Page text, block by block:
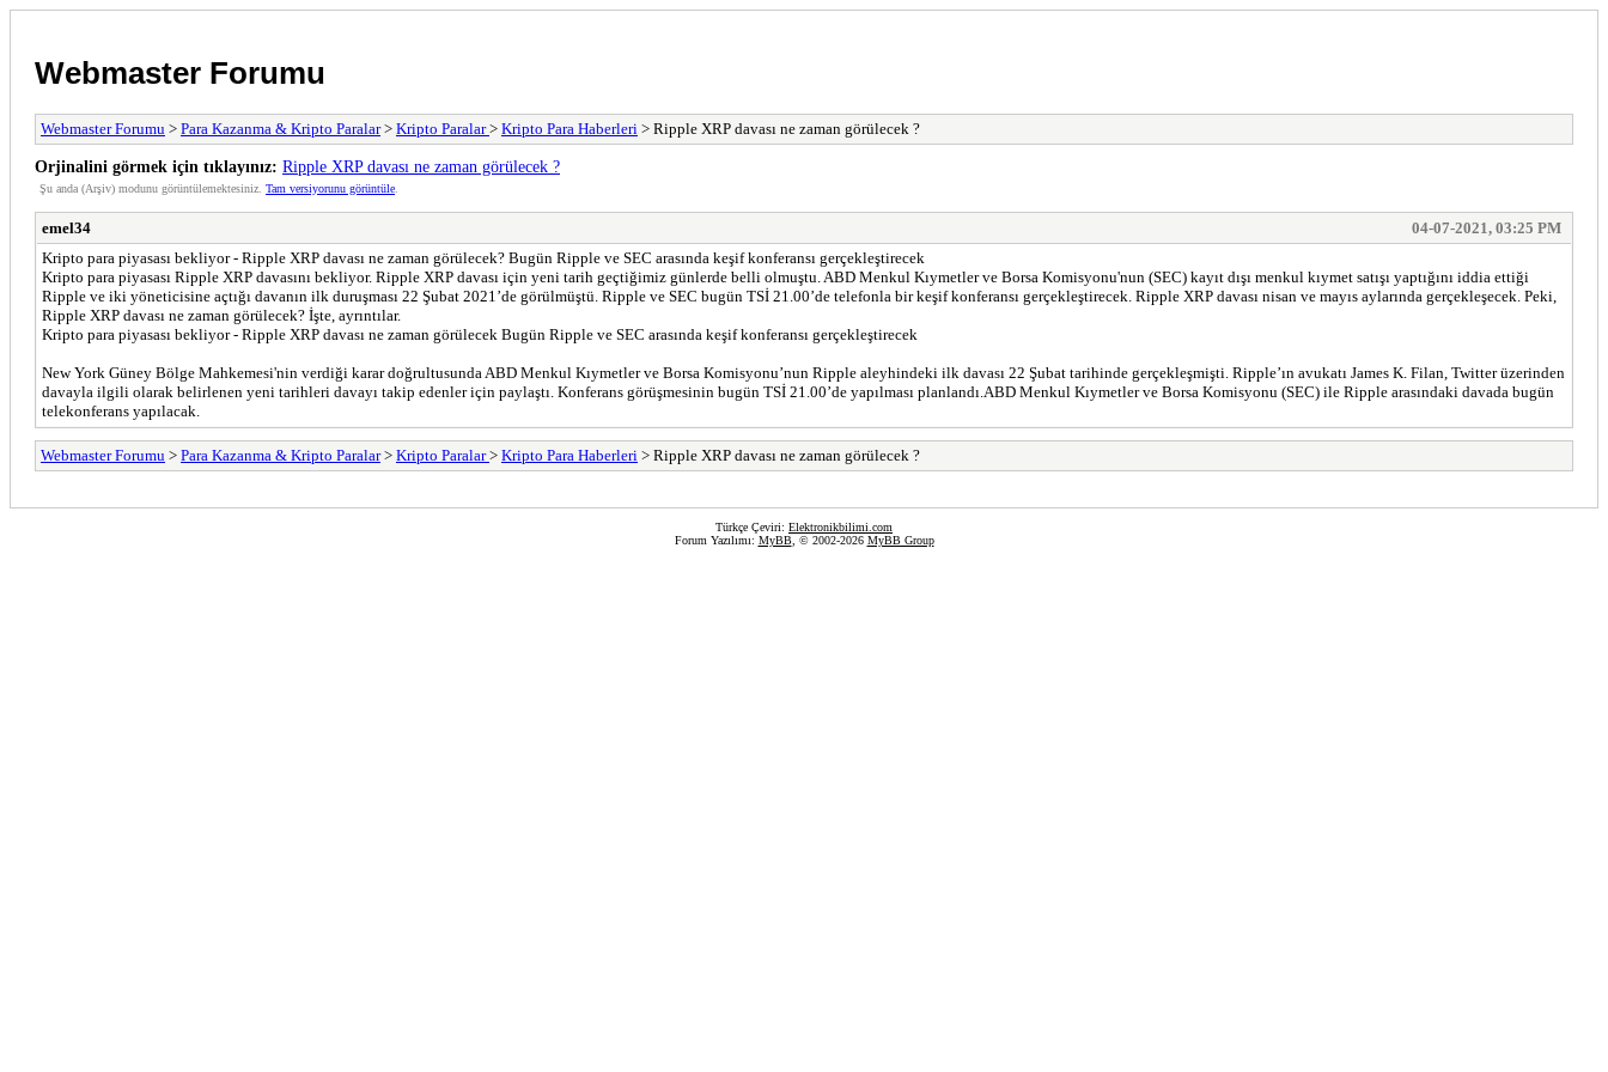
Webmaster Forumu
Webmaster Forumu > Para Kazanma & Kripto Paralar> Kripto Paralar> Kripto Para Haberleri > Ripple XRP davası ne zaman görülecek ?
Orjinalini görmek için tıklayınız: Ripple XRP davası ne zaman görülecek ?
Şu anda (Arşiv) modunu görüntülemektesiniz. Tam versiyorunu görüntüle
emel34
04-07-2021, 03:25 PM
Kripto para piyasası bekliyor - Ripple XRP davası ne zaman görülecek? Bugün Ripple ve SEC arasında keşif konferansı gerçekleştirecek
Kripto para piyasası Ripple XRP davasını bekliyor. Ripple XRP davası için yeni tarih geçtiğimiz günlerde belli olmuştu. ABD Menkul Kıymetler ve Borsa Komisyonu'nun (SEC) kayıt dışı menkul kıymet satışı yaptığını iddia ettiği
Ripple ve iki yöneticisine açtığı davanın ilk duruşması 22 Şubat 2021’de görülmüştü. Ripple ve SEC bugün TSİ 21.00’de telefonla bir keşif konferansı gerçekleştirecek. Ripple XRP davası nisan ve mayıs aylarında gerçekleşecek. Peki,
Ripple XRP davası ne zaman görülecek? İşte, ayrıntılar.
Kripto para piyasası bekliyor - Ripple XRP davası ne zaman görülecek Bugün Ripple ve SEC arasında keşif konferansı gerçekleştirecek
New York Güney Bölge Mahkemesi'nin verdiği karar doğrultusunda ABD Menkul Kıymetler ve Borsa Komisyonu’nun Ripple aleyhindeki ilk davası 22 Şubat tarihinde gerçekleşmişti. Ripple’ın avukatı James K. Filan, Twitter üzerinden
davayla ilgili olarak belirlenen yeni tarihleri davayı takip edenler için paylaştı. Konferans görüşmesinin bugün TSİ 21.00’de yapılması planlandı.ABD Menkul Kıymetler ve Borsa Komisyonu (SEC) ile Ripple arasındaki davada bugün
telekonferans yapılacak.
Webmaster Forumu > Para Kazanma & Kripto Paralar> Kripto Paralar> Kripto Para Haberleri > Ripple XRP davası ne zaman görülecek ?
Türkçe Çeviri: Elektronikbilimi.com
Forum Yazılımı: MyBB, © 2002-2026 MyBB Group